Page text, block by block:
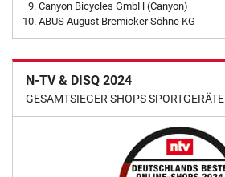
Canyon Bicycles GmbH (Canyon)
ABUS August Bremicker Söhne KG
N-TV & DISQ 2024
GESAMTSIEGER SHOPS SPORTGERÄTE